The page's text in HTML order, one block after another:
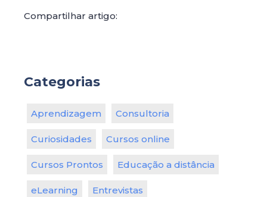
Compartilhar artigo:
Categorias
Aprendizagem Consultoria
Curiosidades Cursos online
Cursos Prontos Educação a distância
eLearning Entrevistas